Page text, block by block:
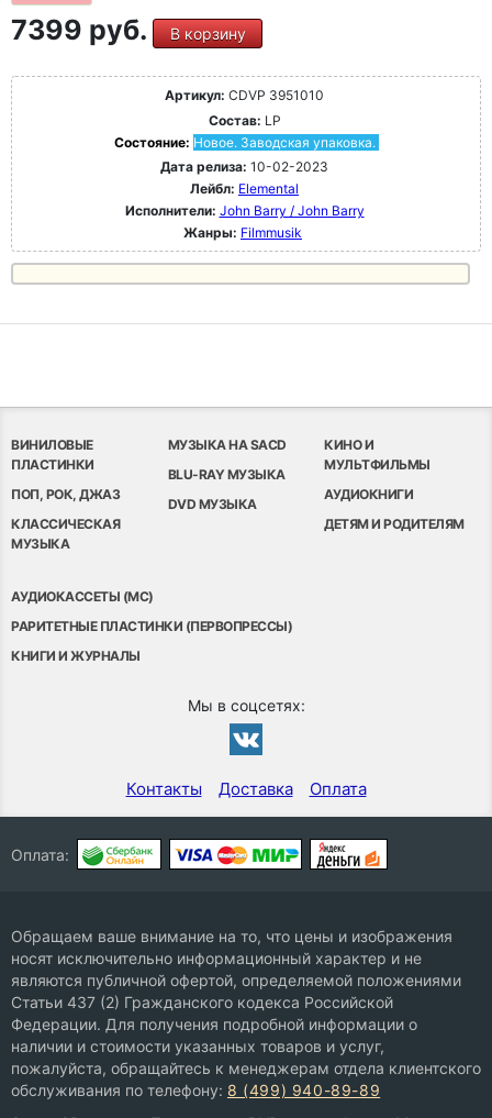
7399 руб. В корзину
Артикул: CDVP 3951010
Состав: LP
Состояние: Новое. Заводская упаковка.
Дата релиза: 10-02-2023
Лейбл: Elemental
Исполнители: John Barry / John Barry
Жанры: Filmmusik
ВИНИЛОВЫЕ
ПЛАСТИНКИ
ПОП, РОК, ДЖАЗ
КЛАССИЧЕСКАЯ
МУЗЫКА
МУЗЫКА НА SACD
BLU-RAY МУЗЫКА
DVD МУЗЫКА
КИНО И
МУЛЬТФИЛЬМЫ
АУДИОКНИГИ
ДЕТЯМ И РОДИТЕЛЯМ
АУДИОКАССЕТЫ (MC)
РАРИТЕТНЫЕ ПЛАСТИНКИ (ПЕРВОПРЕССЫ)
КНИГИ И ЖУРНАЛЫ
Мы в соцсетях:
Контакты Доставка Оплата
Оплата:
Обращаем ваше внимание на то, что цены и изображения
носят исключительно информационный характер и не
являются публичной офертой, определяемой положениями
Статьи 437 (2) Гражданского кодекса Российской
Федерации. Для получения подробной информации о
наличии и стоимости указанных товаров и услуг,
пожалуйста, обращайтесь к менеджерам отдела клиентского
обслуживания по телефону: 8 (499) 940-89-89